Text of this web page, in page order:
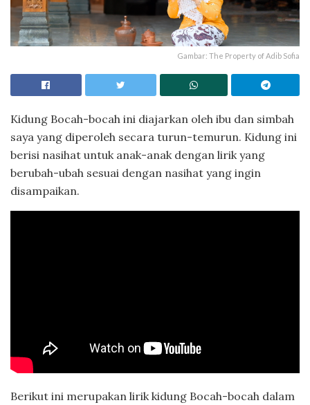
Gambar: The Property of Adib Sofia
Kidung Bocah-bocah ini diajarkan oleh ibu dan simbah
saya yang diperoleh secara turun-temurun. Kidung ini
berisi nasihat untuk anak-anak dengan lirik yang
berubah-ubah sesuai dengan nasihat yang ingin
disampaikan.
Berikut ini merupakan lirik kidung Bocah-bocah dalam